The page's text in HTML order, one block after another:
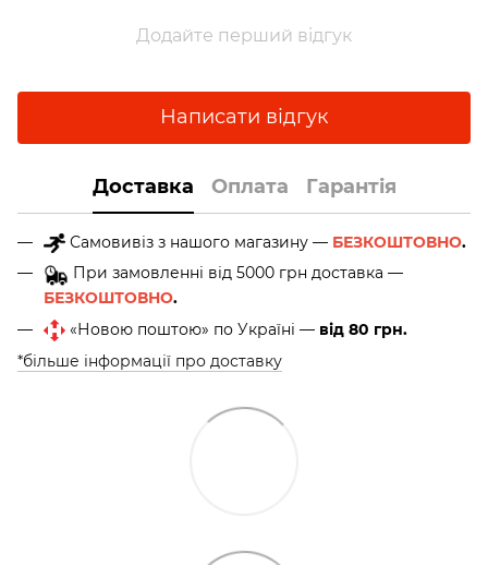
Додайте перший відгук
Написати відгук
Доставка Оплата Гарантія
Самовивіз з нашого магазину — БЕЗКОШТОВНО.
При замовленні від 5000 грн доставка —
БЕЗКОШТОВНО.
«Новою поштою» по Україні — від 80 грн.
*більше інформації про доставку